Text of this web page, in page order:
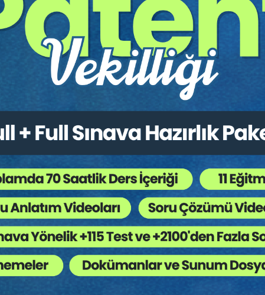
Ekibinizin hukuk bilgisini yükseltin, kaliteli içeriklerle